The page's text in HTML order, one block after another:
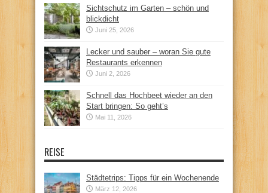
Sichtschutz im Garten – schön und
blickdicht
Juni 25, 2026
Lecker und sauber – woran Sie gute
Restaurants erkennen
Juni 2, 2026
Schnell das Hochbeet wieder an den
Start bringen: So geht’s
Mai 11, 2026
REISE
Städtetrips: Tipps für ein Wochenende
März 12, 2026